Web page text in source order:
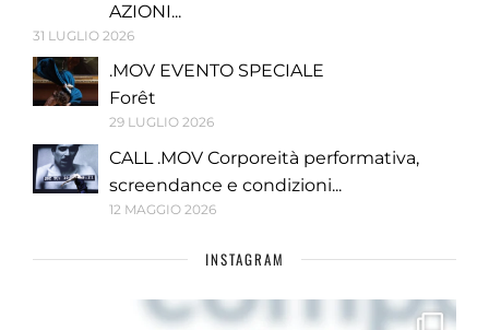
AZIONI...
31 LUGLIO 2026
.MOV EVENTO SPECIALE
Forêt
29 LUGLIO 2026
CALL .MOV Corporeità performativa,
screendance e condizioni...
12 MAGGIO 2026
INSTAGRAM